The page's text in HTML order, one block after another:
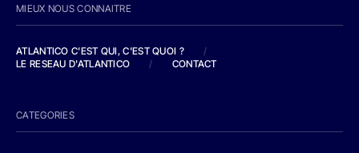
MIEUX NOUS CONNAITRE
ATLANTICO C'EST QUI, C'EST QUOI ?
/
LE RESEAU D'ATLANTICO
/ CONTACT
CATEGORIES